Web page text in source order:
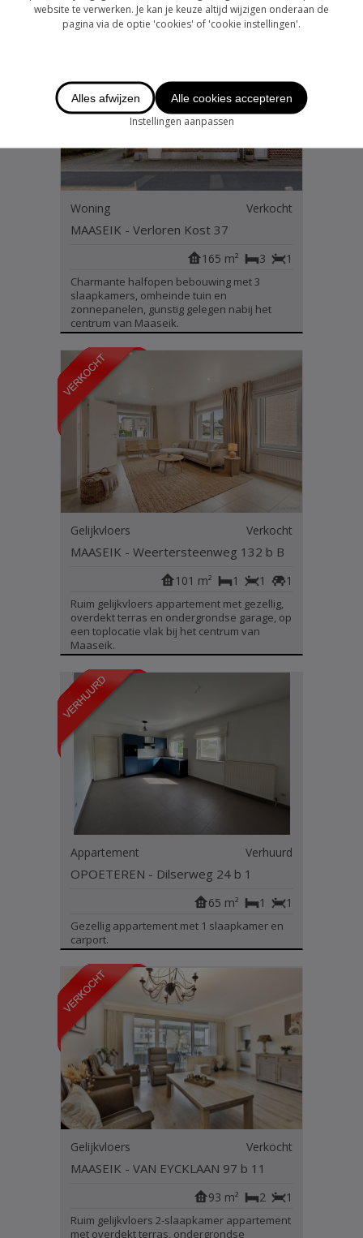
Woning Verkocht
MAASEIK - Verloren Kost 37
1
3
165 m²
Charmante halfopen bebouwing met 3
slaapkamers, omheinde tuin en
zonnepanelen, gunstig gelegen nabij het
centrum van Maaseik.
Gelijkvloers Verkocht
MAASEIK - Weertersteenweg 132 b B
1
1
1
101 m²
Ruim gelijkvloers appartement met gezellig,
overdekt terras en ondergrondse garage, op
een toplocatie vlak bij het centrum van
Maaseik.
Appartement Verhuurd
OPOETEREN - Dilserweg 24 b 1
1
1
65 m²
Gezellig appartement met 1 slaapkamer en
carport.
Gelijkvloers Verkocht
MAASEIK - VAN EYCKLAAN 97 b 11
1
2
93 m²
Ruim gelijkvloers 2-slaapkamer appartement
met overdekt terras, ondergrondse
website te verwerken. Je kan je keuze altijd wijzigen onderaan de
pagina via de optie 'cookies' of 'cookie instellingen'.
Alles afwijzen Alle cookies accepteren
Instellingen aanpassen